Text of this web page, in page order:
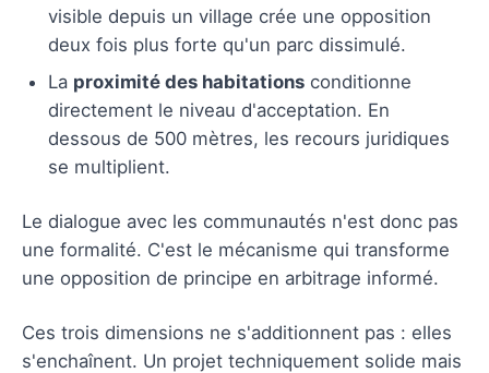
visible depuis un village crée une opposition
deux fois plus forte qu'un parc dissimulé.
La proximité des habitations conditionne
directement le niveau d'acceptation. En
dessous de 500 mètres, les recours juridiques
se multiplient.
Le dialogue avec les communautés n'est donc pas
une formalité. C'est le mécanisme qui transforme
une opposition de principe en arbitrage informé.
Ces trois dimensions ne s'additionnent pas : elles
s'enchaînent. Un projet techniquement solide mais